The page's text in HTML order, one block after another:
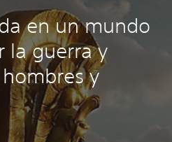
en un mundo
la guerra y
y